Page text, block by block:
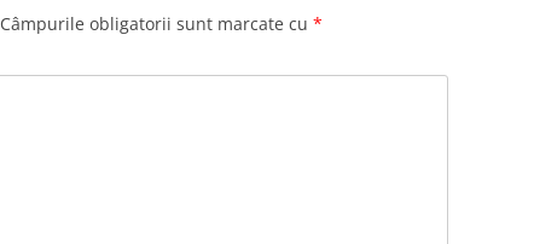
Câmpurile obligatorii sunt marcate cu *